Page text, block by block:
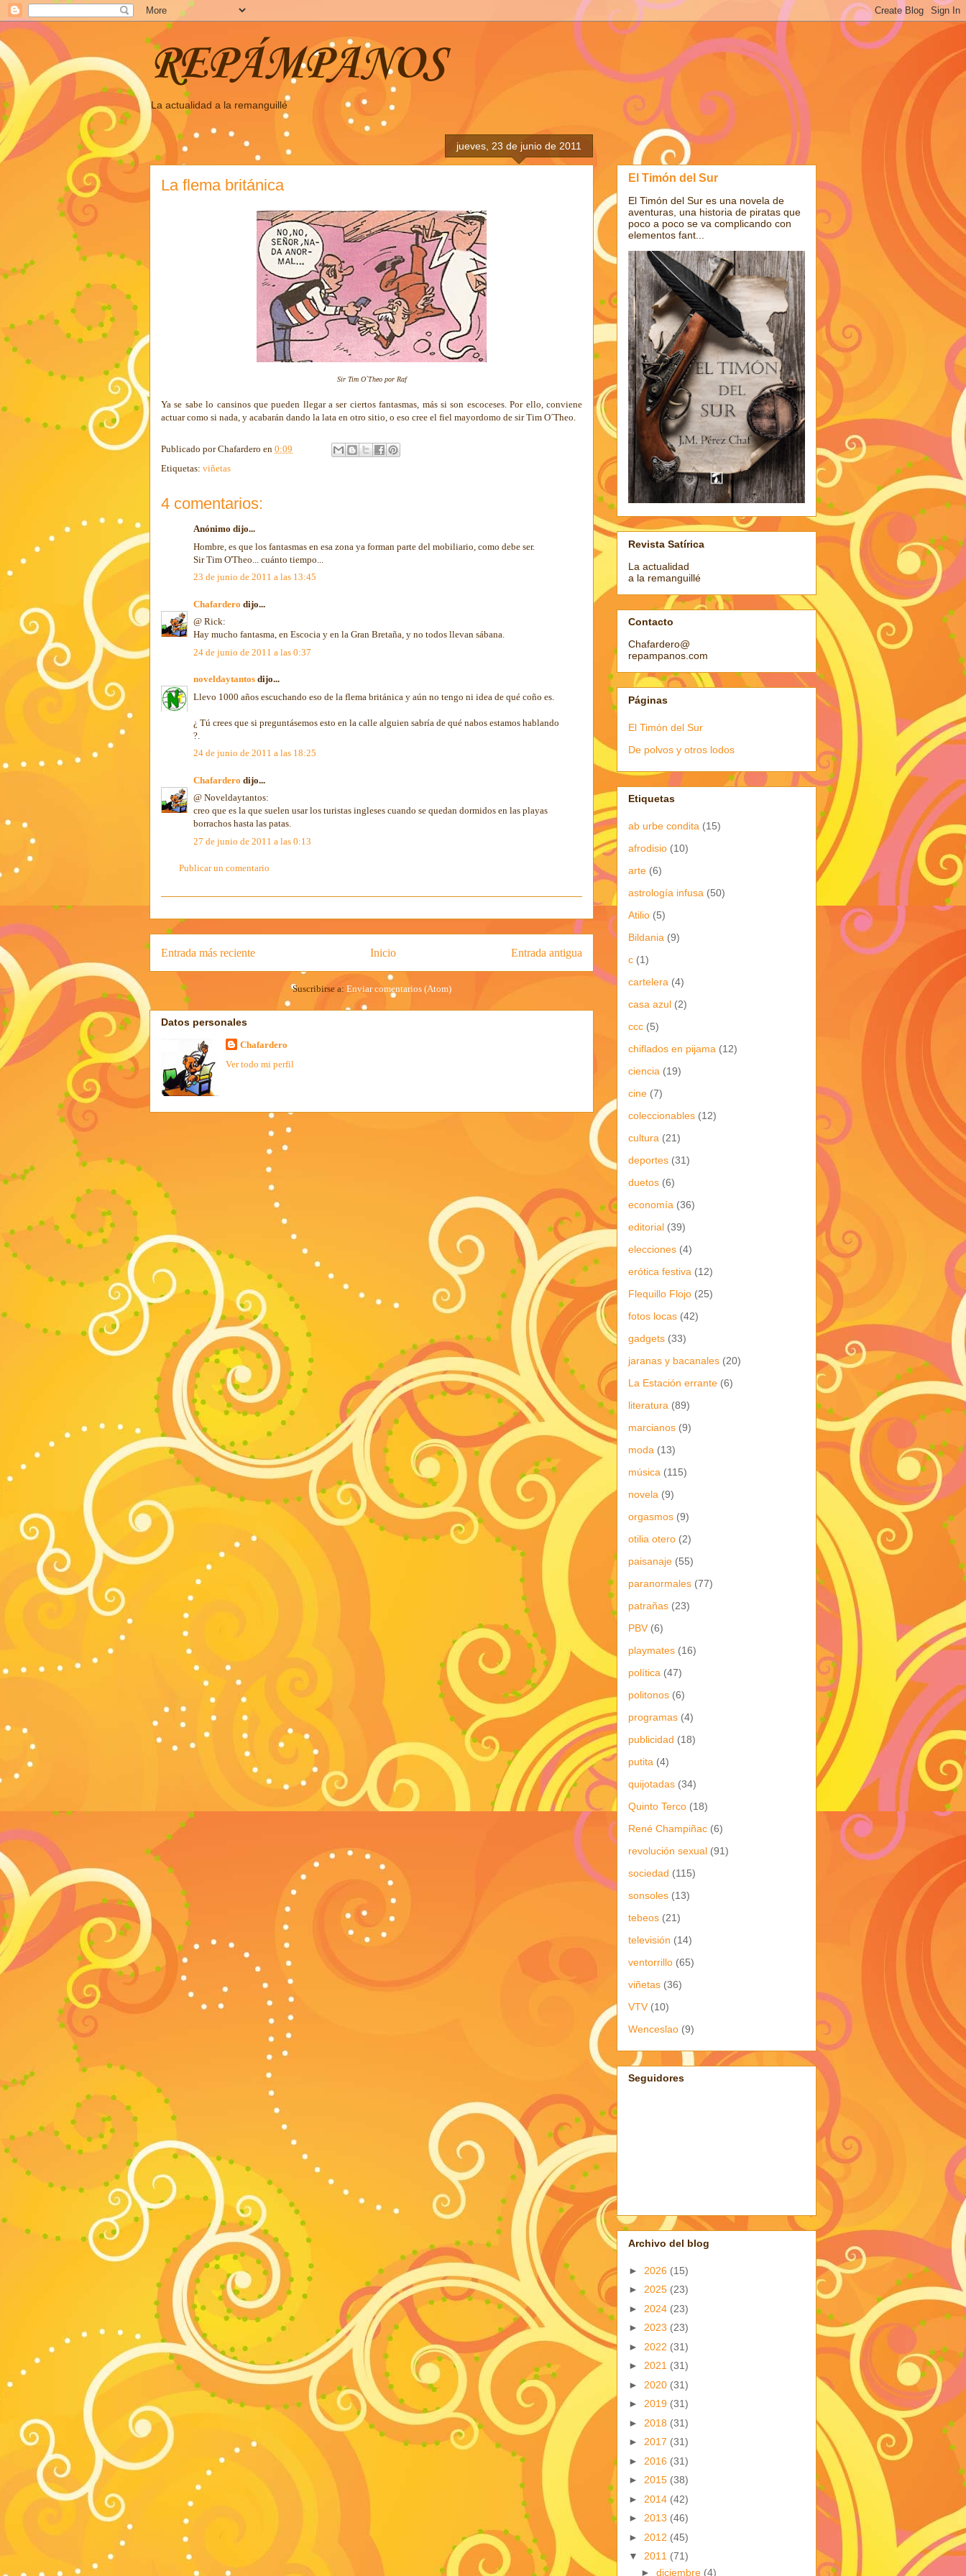
REPÁMPANOS
La actualidad a la remanguillé
jueves, 23 de junio de 2011
La flema británica
Sir Tim O´Theo por Raf
Ya se sabe lo cansinos que pueden llegar a ser ciertos fantasmas, más si son escoceses. Por ello, conviene
actuar como si nada, y acabarán dando la lata en otro sitio, o eso cree el fiel mayordomo de sir Tim O´Theo.
Publicado porChafardero en 0:09
Etiquetas: viñetas
4 comentarios:
Anónimo dijo...
Hombre, es que los fantasmas en esa zona ya forman parte del mobiliario, como debe ser.
Sir Tim O'Theo... cuánto tiempo...
23 de junio de 2011 a las 13:45
Chafardero dijo...
@ Rick:
Hay mucho fantasma, en Escocia y en la Gran Bretaña, y no todos llevan sábana.
24 de junio de 2011 a las 0:37
noveldaytantos dijo...
Llevo 1000 años escuchando eso de la flema británica y aún no tengo ni idea de qué coño es.
¿ Tú crees que si preguntásemos esto en la calle alguien sabría de qué nabos estamos hablando
?.
24 de junio de 2011 a las 18:25
Chafardero dijo...
@ Noveldaytantos:
creo que es la que suelen usar los turistas ingleses cuando se quedan dormidos en las playas
borrachos hasta las patas.
27 de junio de 2011 a las 0:13
Publicar un comentario
Entrada más reciente Entrada antigua
Inicio
Suscribirse a: Enviar comentarios (Atom)
Datos personales
Chafardero
Ver todo mi perfil
El Timón del Sur
El Timón del Sur es una novela de
aventuras, una historia de piratas que
poco a poco se va complicando con
elementos fant...
Revista Satírica
La actualidad
a la remanguillé
Contacto
Chafardero@
repampanos.com
Páginas
El Timón del Sur
De polvos y otros lodos
Etiquetas
ab urbe condita (15)
afrodisio (10)
arte (6)
astrología infusa (50)
Atilio (5)
Bildania (9)
c (1)
cartelera (4)
casa azul (2)
ccc (5)
chiflados en pijama (12)
ciencia (19)
cine (7)
coleccionables (12)
cultura (21)
deportes (31)
duetos (6)
economía (36)
editorial (39)
elecciones (4)
erótica festiva (12)
Flequillo Flojo (25)
fotos locas (42)
gadgets (33)
jaranas y bacanales (20)
La Estación errante (6)
literatura (89)
marcianos (9)
moda (13)
música (115)
novela (9)
orgasmos (9)
otilia otero (2)
paisanaje (55)
paranormales (77)
patrañas (23)
PBV (6)
playmates (16)
política (47)
politonos (6)
programas (4)
publicidad (18)
putita (4)
quijotadas (34)
Quinto Terco (18)
René Champiñac (6)
revolución sexual (91)
sociedad (115)
sonsoles (13)
tebeos (21)
televisión (14)
ventorrillo (65)
viñetas (36)
VTV (10)
Wenceslao (9)
Seguidores
Archivo del blog
► 2026 (15)
► 2025 (23)
► 2024 (23)
► 2023 (23)
► 2022 (31)
► 2021 (31)
► 2020 (31)
► 2019 (31)
► 2018 (31)
► 2017 (31)
► 2016 (31)
► 2015 (38)
► 2014 (42)
► 2013 (46)
► 2012 (45)
▼ 2011 (71)
► diciembre (4)